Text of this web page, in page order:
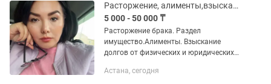
Расторжение, алименты,взыскание долгов от физ и юр-лиц.Банковские споры.ДТП
5 000 - 50 000 ₸
Расторжение брака. Раздел
имущество.Алименты. Взыскание
долгов от физических и юридических
дела. Наследственное дело.
Астана, сегодня